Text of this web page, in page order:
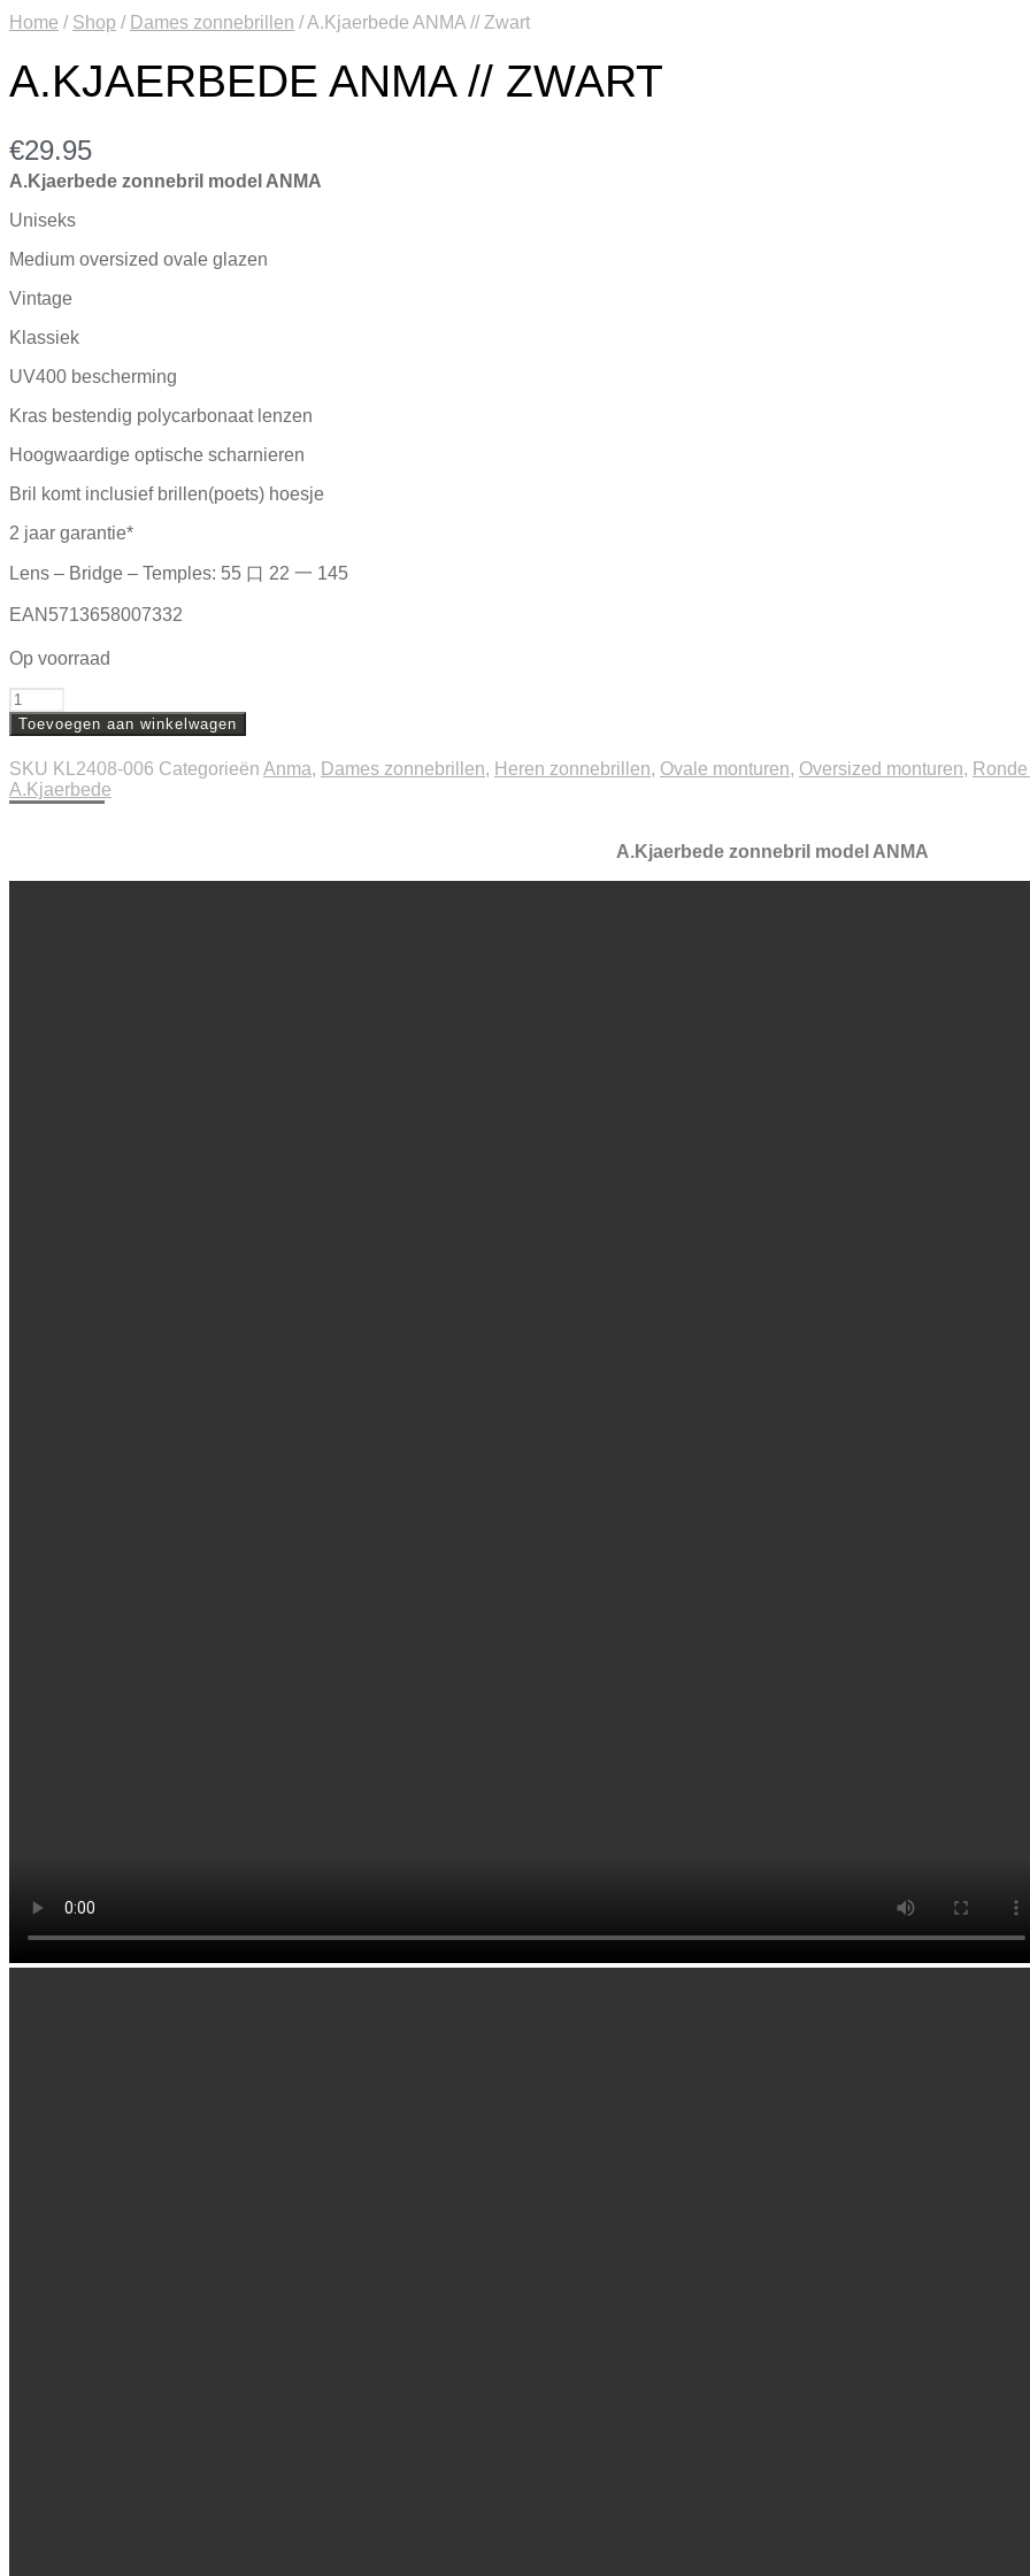
Home / Shop / Dames zonnebrillen /A.Kjaerbede ANMA // Zwart
A.KJAERBEDE ANMA // ZWART
€29.95
A.Kjaerbede zonnebril model ANMA
Uniseks
Medium oversized ovale glazen
Vintage
Klassiek
UV400 bescherming
Kras bestendig polycarbonaat lenzen
Hoogwaardige optische scharnieren
Bril komt inclusief brillen(poets) hoesje
2 jaar garantie*
Lens – Bridge – Temples: 55 口 22 一 145
EAN5713658007332
Op voorraad
Aantal
Toevoegen aan winkelwagen
SKU KL2408-006 Categorieën Anma, Dames zonnebrillen, Heren zonnebrillen, Ovale monturen, Oversized monturen,
A.Kjaerbede
A.Kjaerbede zonnebril model ANMA